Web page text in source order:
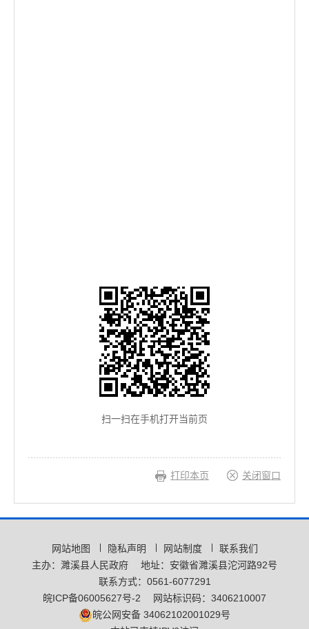
扫一扫在手机打开当前页
打印本页 关闭窗口
网站地图 隐私声明 网站制度
联系我们
主办：濉溪县人民政府
地址：安徽省濉溪县沱河路92号
联系方式：0561-6077291
皖ICP备06005627号-2
网站标识码：3406210007
皖公网安备 34062102001029号